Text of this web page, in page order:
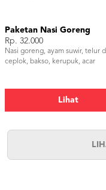
Paketan Nasi Goreng
Rp. 32.000
Nasi goreng, ayam suwir, telur
ceplok, bakso, kerupuk, acar
Lihat